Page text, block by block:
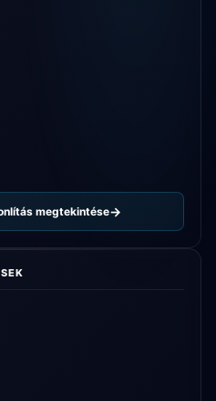
megtekintése